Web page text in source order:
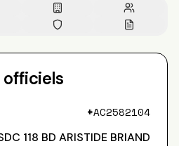
#AC2582104
118 BD ARISTIDE BRIAND